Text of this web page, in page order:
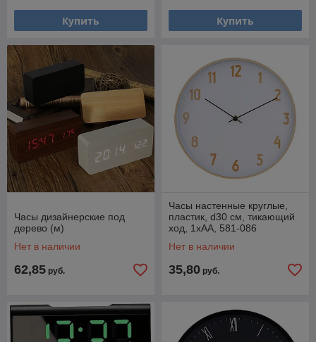
Купить Купить
Часы дизайнерские под
дерево (м)
Нет в наличии
62,85 руб.
Часы настенные круглые,
пластик, d30 см, тикающий
ход, 1xАА, 581-086
Нет в наличии
35,80 руб.